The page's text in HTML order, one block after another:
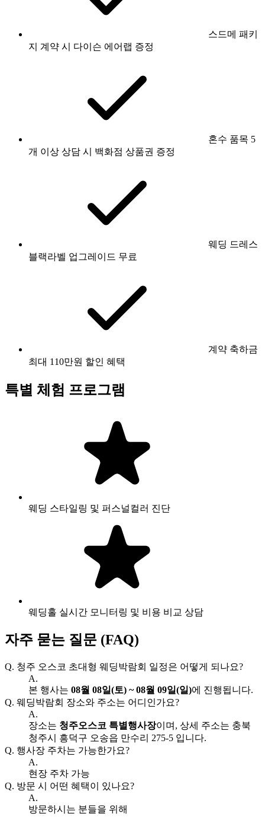
스드메 패키
지 계약 시 다이슨 에어랩 증정
혼수 품목 5
개 이상 상담 시 백화점 상품권 증정
웨딩 드레스
블랙라벨 업그레이드 무료
계약 축하금
최대 110만원 할인 혜택
특별 체험 프로그램
웨딩 스타일링 및 퍼스널컬러 진단
웨딩홀 실시간 모니터링 및 비용 비교 상담
자주 묻는 질문 (FAQ)
Q. 청주 오스코 초대형 웨딩박람회 일정은 어떻게 되나요?
A.
본 행사는 08월 08일(토) ~ 08월 09일(일)에 진행됩니다.
Q. 웨딩박람회 장소와 주소는 어디인가요?
A.
장소는 청주오스코 특별행사장이며, 상세 주소는 충북
청주시 흥덕구 오송읍 만수리 275-5 입니다.
Q. 행사장 주차는 가능한가요?
A.
현장 주차 가능
Q. 방문 시 어떤 혜택이 있나요?
A.
방문하시는 분들을 위해